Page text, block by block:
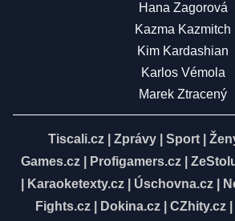
Hana Zagorová
Kazma Kazmitch
Kim Kardashian
Karlos Vémola
Marek Ztracený
Tiscali.cz Zprávy Sport
Games.cz
Profigamers.cz
Karaoketexty.cz| Úschovna.cz|
Fights.cz
Dokina.cz CZhity.cz